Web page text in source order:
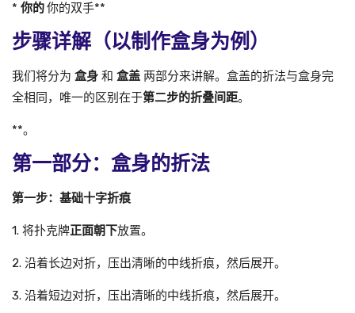
* 你的你的双手**
步骤详解（以制作盒身为例）
我们将分为 盒身 和 盒盖 两部分来讲解。盒盖的折法与盒身完
全相同，唯一的区别在于第二步的折叠间距。
**。
第一部分：盒身的折法
第一步：基础十字折痕
1. 将扑克牌正面朝下放置。
2. 沿着长边对折，压出清晰的中线折痕，然后展开。
3. 沿着短边对折，压出清晰的中线折痕，然后展开。